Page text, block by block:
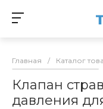
Главная / Каталог
Клапан
давления